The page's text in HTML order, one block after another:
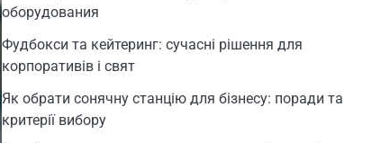
оборудования
Фудбокси та кейтеринг: сучасні рішення для
корпоративів і свят
Як обрати сонячну станцію для бізнесу: поради та
критерії вибору